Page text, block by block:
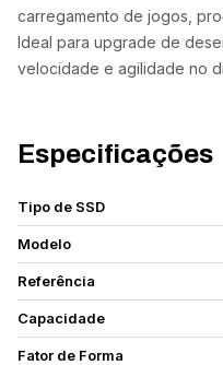
carregamento de jogos,
Ideal para upgrade de
velocidade e agilidade no
Especificações
Tipo de SSD
Modelo
Referência
Capacidade
Fator de Forma